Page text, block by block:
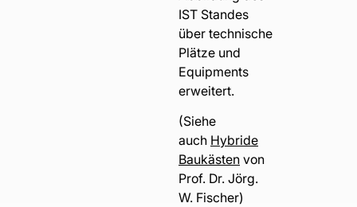
IST Standes
über technische
Plätze und
Equipments
erweitert.
(Siehe
auch Hybride
Baukästenvon
Prof. Dr. Jörg.
W. Fischer)